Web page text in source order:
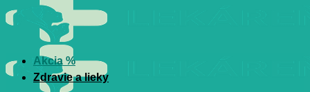
Akcia %
Zdravie a lieky